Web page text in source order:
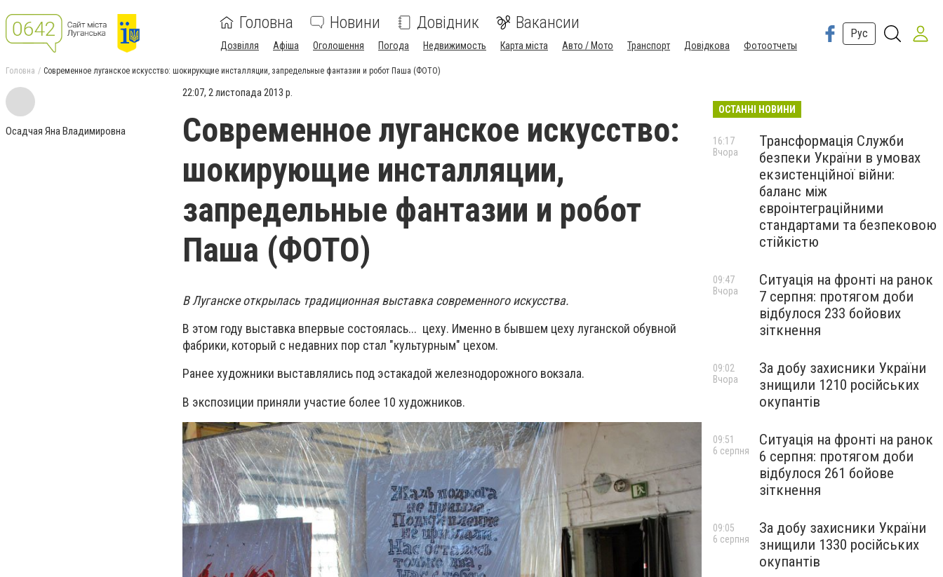
Головна Новини Довідник Вакансии
Дозвілля Афіша Оголошення Погода Недвижимость Карта міста Авто / Мото Транспорт Довідкова Фотоотчеты
Рус
Головна Современное луганское искусство: шокирующие инсталляции, запредельные фантазии и робот Паша (ФОТО)
Осадчая Яна Владимировна
22:07, 2 листопада 2013 р.
Современное луганское искусство:
шокирующие инсталляции,
запредельные фантазии и робот
Паша (ФОТО)
В Луганске открылась традиционная выставка современного искусства.
В этом году выставка впервые состоялась... цеху. Именно в бывшем цеху луганской обувной
фабрики, который с недавних пор стал "культурным" цехом.
Ранее художники выставлялись под эстакадой железнодорожного вокзала.
В экспозиции приняли участие более 10 художников.
ОСТАННІ НОВИНИ
Трансформація Служби
безпеки України в умовах
екзистенційної війни:
баланс між
євроінтеграційними
стандартами та безпековою
стійкістю
16:17
Вчора
Ситуація на фронті на ранок
7 серпня: протягом доби
відбулося 233 бойових
зіткнення
09:47
Вчора
За добу захисники України
знищили 1210 російських
окупантів
09:02
Вчора
Ситуація на фронті на ранок
6 серпня: протягом доби
відбулося 261 бойове
зіткнення
09:51
6 серпня
За добу захисники України
знищили 1330 російських
окупантів
09:05
6 серпня